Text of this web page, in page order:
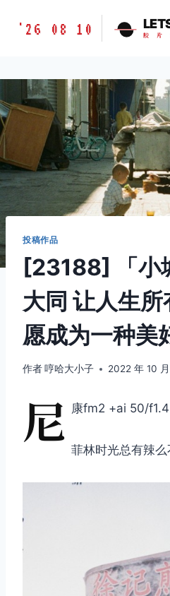
胶
味
道
LETSFILM
'26 08 10 胶 片
投稿作品
[23188] 「小
大同 让人生
愿成为一种美
作者哼哈大小子 2022 年 10
尼 康fm2 +ai 50/f1.4
菲林时光总有辣